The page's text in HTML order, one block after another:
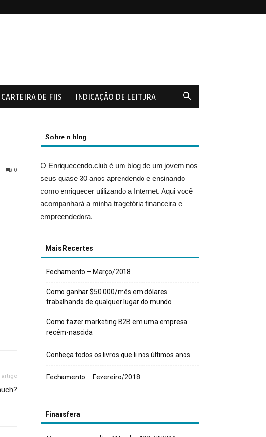
CARTEIRA DE FIIS INDICAÇÃO DE LEITURA
0
artigo
Sobre o blog
O Enriquecendo.club é um blog de um jovem nos
seus quase 30 anos aprendendo e ensinando
como enriquecer utilizando a Internet. Aqui você
acompanhará a minha tragetória financeira e
empreendedora.
Mais Recentes
Fechamento – Março/2018
Como ganhar $50.000/mês em dólares
trabalhando de qualquer lugar do mundo
Como fazer marketing B2B em uma empresa
recém-nascida
Conheça todos os livros que li nos últimos anos
Fechamento – Fevereiro/2018
Finansfera